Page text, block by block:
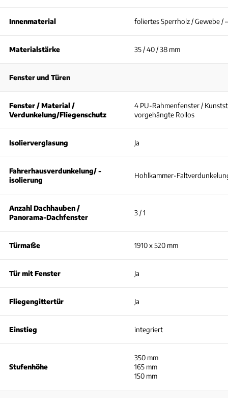
Innenmaterial foliertes Sperrholz / Gewebe / –
Materialstärke 35 / 40 / 38 mm
Fenster und Türen
Fenster / Material /
Verdunkelung/Fliegenschutz
4 PU-Rahmenfenster /
vorgehängte Rollos
Isolierverglasung Ja
Fahrerhausverdunkelung/ -
isolierung
Hohlkammer-
Anzahl Dachhauben /
Panorama-Dachfenster
3 / 1
Türmaße 1910 x 520 mm
Tür mit Fenster Ja
Fliegengittertür Ja
Einstieg integriert
Stufenhöhe
350 mm
165 mm
150 mm